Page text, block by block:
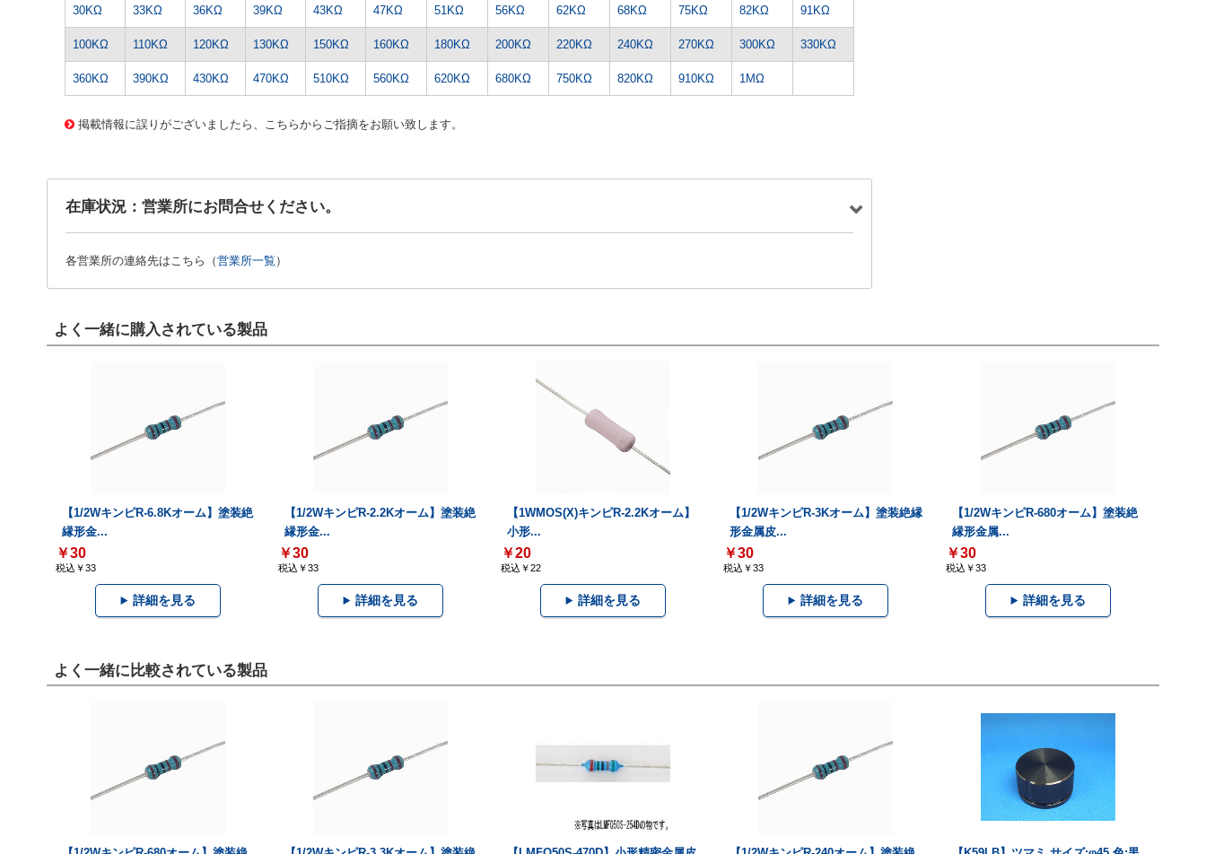
30KΩ 33KΩ 36KΩ 39KΩ 43KΩ 47KΩ 51KΩ 56KΩ 62KΩ 68KΩ 75KΩ 82KΩ 91KΩ
100KΩ 110KΩ 120KΩ 130KΩ 150KΩ 160KΩ 180KΩ 200KΩ 220KΩ 240KΩ 270KΩ 300KΩ 330KΩ
360KΩ 390KΩ 430KΩ 470KΩ 510KΩ 560KΩ 620KΩ 680KΩ 750KΩ 820KΩ 910KΩ
1MΩ
掲載情報に誤りがございましたら、こちらからご指摘をお願い致します。
在庫状況：営業所にお問合せください。
各営業所の連絡先はこちら（営業所一覧 ）
よく一緒に購入されている製品
【1/2WキンピR-6.8Kオーム】塗装絶
縁形金...
￥30
税込￥33
詳細を見る
【1/2WキンピR-2.2Kオーム】塗装絶
縁形金...
￥30
税込￥33
詳細を見る
【1WMOS(X)キンピR-2.2Kオーム】
小形...
￥20
税込￥22
詳細を見る
【1/2WキンピR-3Kオーム】塗装絶縁
形金属皮...
￥30
税込￥33
詳細を見る
【1/2WキンピR-680オーム】塗装絶
縁形金属...
￥30
税込￥33
詳細を見る
よく一緒に比較されている製品